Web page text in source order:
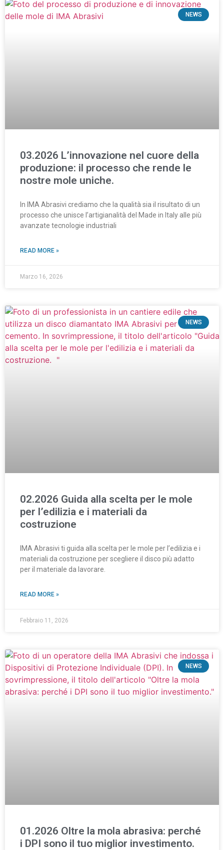
NEWS
03.2026 L’innovazione nel cuore della
produzione: il processo che rende le
nostre mole uniche.
In IMA Abrasivi crediamo che la qualità sia il risultato di un
processo che unisce l’artigianalità del Made in Italy alle più
avanzate tecnologie industriali
READ MORE »
Marzo 16, 2026
NEWS
02.2026 Guida alla scelta per le mole
per l’edilizia e i materiali da
costruzione
IMA Abrasivi ti guida alla scelta per le mole per l’edilizia e i
materiali da costruzione per scegliere il disco più adatto
per il materiale da lavorare.
READ MORE »
Febbraio 11, 2026
NEWS
01.2026 Oltre la mola abrasiva: perché
i DPI sono il tuo miglior investimento.